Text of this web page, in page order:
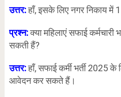
उत्तर:हाँ, इसके लिए नगर निकाय में
प्रश्न:क्या महिलाएं सफाई
सकती हैं?
उत्तर:हाँ, सफाई कर्मी भर्ती 2025
आवेदन कर सकते हैं।